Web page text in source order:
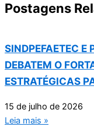
Postagens
SINDPEFAETEC E
DEBATEM O
ESTRATÉGICAS
15 de julho de 2026
Leia mais »